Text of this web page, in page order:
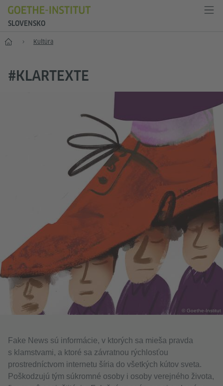
SLOVENSKO
Štart Kultúra
#KLARTEXTE
© Goethe-Institut
Fake News sú informácie, v ktorých sa mieša pravda
s klamstvami, a ktoré sa závratnou rýchlosťou
prostredníctvom internetu šíria do všetkých kútov sveta.
Poškodzujú tým súkromné osoby i osoby verejného života,